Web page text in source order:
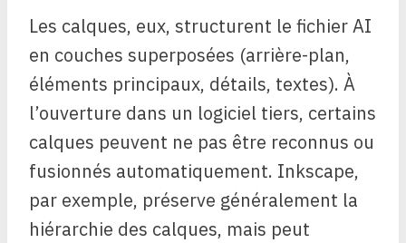
Les calques, eux, structurent le fichier AI
en couches superposées (arrière-plan,
éléments principaux, détails, textes). À
l’ouverture dans un logiciel tiers, certains
calques peuvent ne pas être reconnus ou
fusionnés automatiquement. Inkscape,
par exemple, préserve généralement la
hiérarchie des calques, mais peut